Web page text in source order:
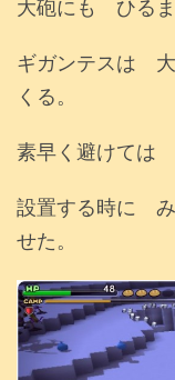
大砲にも ひる
ギガンテスは
くる。
素早く避けては
設置する時に
せた。